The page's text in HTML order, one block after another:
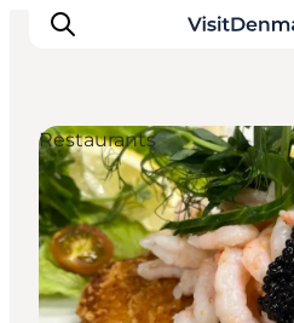
Ispirazioni
Dove andare
Cosa fare
Dove dormire
Restaurants